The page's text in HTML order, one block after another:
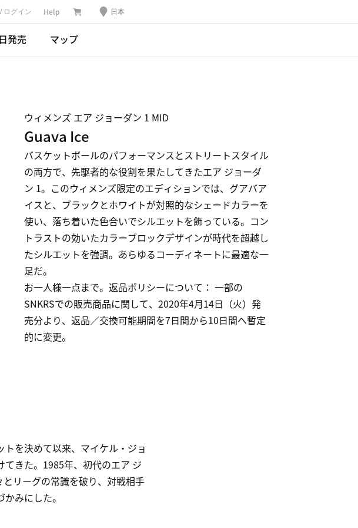
ログイン Help 日本
発売 マップ
ウィメンズ エア ジョーダン 1 MID
Guava Ice
バスケットボールのパフォーマンスとストリートスタイル
の両方で、先駆者的な役割を果たしてきたエア ジョーダ
ン 1。このウィメンズ限定のエディションでは、グアバア
イスと、ブラックとホワイトが対照的なシェードカラーを
使い、落ち着いた色合いでシルエットを飾っている。コン
トラストの効いたカラーブロックデザインが時代を超越し
たシルエットを強調。あらゆるコーディネートに最適な一
足だ。
お一人様一点まで。返品ポリシーについて： 一部の
SNKRSでの販売商品に関して、2020年4月14日（火）発
売分より、返品／交換可能期間を7日間から10日間へ暫定
的に変更。
を決めて以来、マイケル・ジョ
きた。1985年、初代のエア ジ
リーグの常識を破り、対戦相手
みにした。